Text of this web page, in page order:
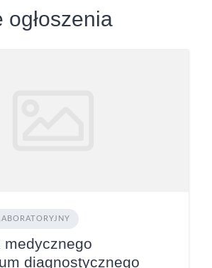
ogłoszenia
medycznego
diagnostycznego